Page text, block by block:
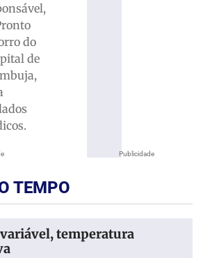
do
de
Publicidade
TEMPO
temperatura